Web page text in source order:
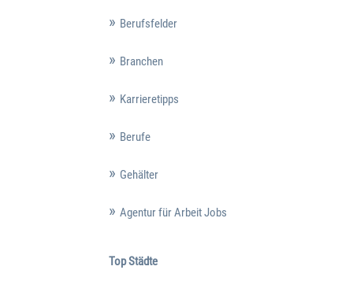
Berufsfelder
Branchen
Karrieretipps
Berufe
Gehälter
Agentur für Arbeit Jobs
Top Städte